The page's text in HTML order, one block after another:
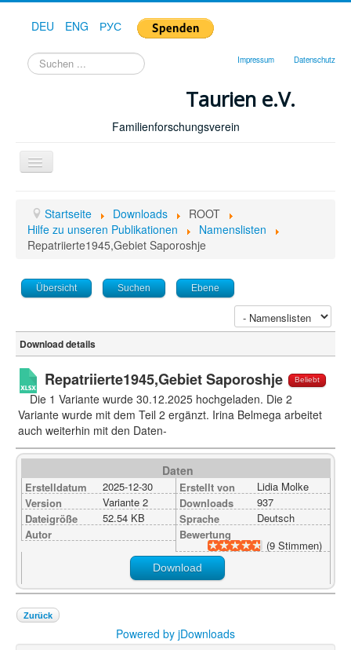
DEU ENG РУС
Suchen
...
Impressum Datenschutz
Taurien e.V.
Familienforschungsverein
Toggle
Navigation
Forum
Hilfe
Geschichte
Publikationen
Shop
Über uns
Startseite Downloads
ROOT
Hilfe zu unseren Publikationen
Namenslisten
Repatriierte1945,Gebiet Saporoshje
Übersicht Suchen Ebene
Download details
Repatriierte1945,Gebiet Saporoshje Beliebt
Die 1 Variante wurde 30.12.2025 hochgeladen. Die 2
Variante wurde mit dem Teil 2 ergänzt. Irina Belmega arbeitet
auch weiterhin mit den Daten-
Daten
Erstelldatum
2025-12-30
Version
Variante 2
Dateigröße
52.54 KB
Autor
Erstellt von
Lidia Molke
Downloads
937
Sprache
Deutsch
Bewertung
(9 Stimmen)
Download
Zurück
Powered by jDownloads